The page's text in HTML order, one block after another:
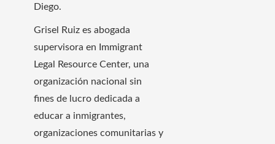
Diego.
Grisel Ruiz es abogada
supervisora ​​en Immigrant
Legal Resource Center, una
organización nacional sin
fines de lucro dedicada a
educar a inmigrantes,
organizaciones comunitarias y